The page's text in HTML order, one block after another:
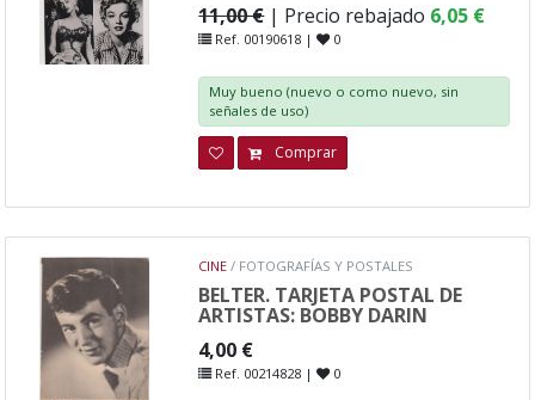
11,00 € | Precio rebajado 6,05 €
Ref. 00190618 | 0
Muy bueno (nuevo o como nuevo, sin
señales de uso)
Comprar
CINE / FOTOGRAFÍAS Y POSTALES
BELTER. TARJETA POSTAL DE
ARTISTAS: BOBBY DARIN
4,00 €
Ref. 00214828 | 0